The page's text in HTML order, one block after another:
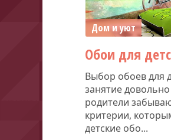
Дом и уют
​Обои для
Выбор обоев для
занятие
родители
критерии,
детские обо...